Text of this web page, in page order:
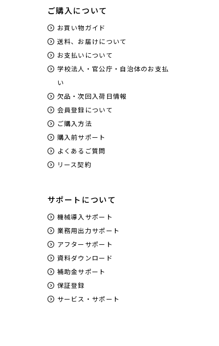
ご購入について
お買い物ガイド
送料、お届けについて
お支払いについて
学校法人・官公庁・自治体のお支払
い
欠品・次回入荷日情報
会員登録について
ご購入方法
購入前サポート
よくあるご質問
リース契約
サポートについて
機械導入サポート
業務用出力サポート
アフターサポート
資料ダウンロード
補助金サポート
保証登録
サービス・サポート